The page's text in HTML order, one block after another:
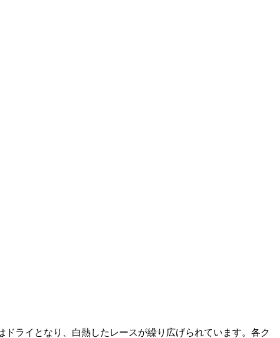
ライとなり、白熱したレースが繰り広げられています。各ク